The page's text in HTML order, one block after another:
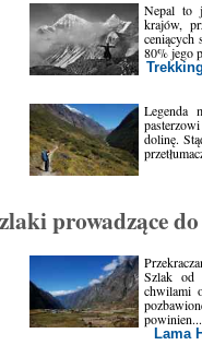
Nepal to
krajów,
ceniących
80% jego
Legenda
dolinę.
prowadzące
Szlak od
chwilami
powinien...
Lama